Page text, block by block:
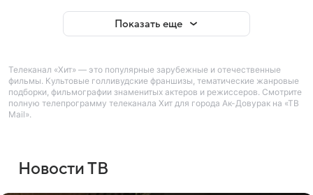
Показать еще
Телеканал «Хит» — это популярные зарубежные и отечественные
фильмы. Культовые голливудские франшизы, тематические жанровые
подборки, фильмографии знаменитых актеров и режиссеров. Смотрите
полную телепрограмму телеканала Хит для города Ак-Довурак на «ТВ
Mail».
Новости ТВ